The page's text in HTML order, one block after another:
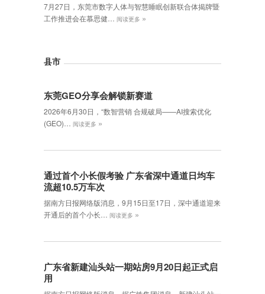
7月27日，东莞市数字人体与智慧睡眠创新联合体揭牌暨
工作推进会在慕思健…
阅读更多 »
县市
东莞GEO分享会解锁新赛道
2026年6月30日，‌“数智营销 合规破局——AI搜索优化
(GEO)…
阅读更多 »
通过首个小长假考验 广东省深中通道日均车
流超10.5万车次
据南方日报网络版消息，9月15日至17日，深中通道迎来
开通后的首个小长…
阅读更多 »
广东省新建汕头站一期站房9月20日起正式启
用